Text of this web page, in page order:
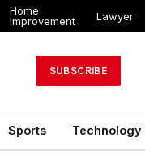
Home
Improvement
Lawyer
SUBSCRIBE
Sports Technology